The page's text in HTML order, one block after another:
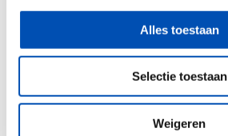
Alles toestaan
Selectie toestaan
Weigeren
Deel dit stuk